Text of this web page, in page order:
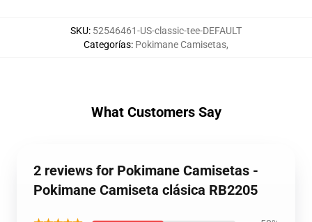
SKU: 52546461-US-classic-tee-DEFAULT
Categorías: Pokimane Camisetas,
What Customers Say
2 reviews for Pokimane Camisetas -
Pokimane Camiseta clásica RB2205